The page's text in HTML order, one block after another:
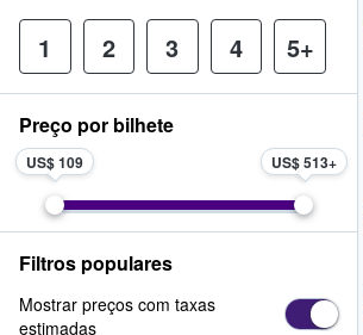
1 2 3 4 5+
Preço por bilhete
US$ 109 US$ 513
Filtros populares
Mostrar preços com taxas
estimadas